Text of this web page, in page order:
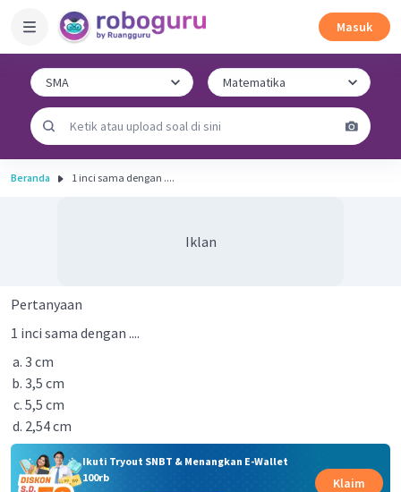
Masuk
Beranda 1 inci sama dengan ....
Iklan
Pertanyaan
1 inci sama dengan ....
3 cm
3,5 cm
5,5 cm
2,54 cm
Ikuti Tryout SNBT & Menangkan E-Wallet
100rb
Klaim